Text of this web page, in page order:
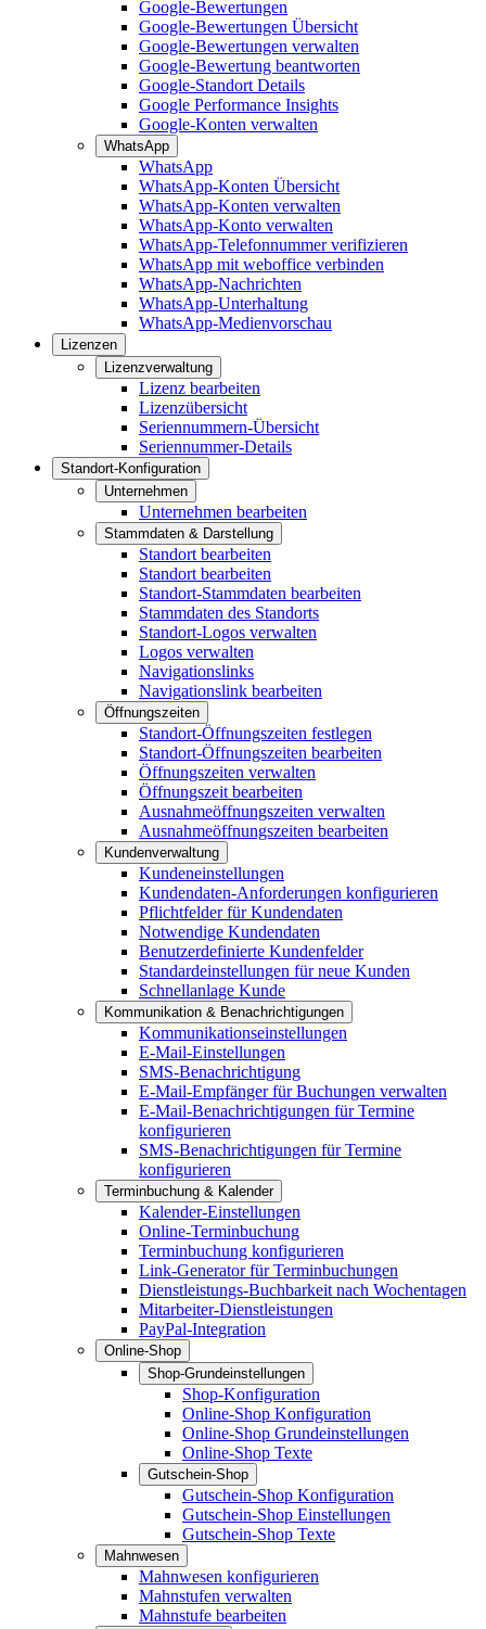
Google-Bewertungen
Google-Bewertungen Übersicht
Google-Bewertungen verwalten
Google-Bewertung beantworten
Google-Standort Details
Google Performance Insights
Google-Konten verwalten
WhatsApp
WhatsApp
WhatsApp-Konten Übersicht
WhatsApp-Konten verwalten
WhatsApp-Konto verwalten
WhatsApp-Telefonnummer verifizieren
WhatsApp mit weboffice verbinden
WhatsApp-Nachrichten
WhatsApp-Unterhaltung
WhatsApp-Medienvorschau
Lizenzen
Lizenzverwaltung
Lizenz bearbeiten
Lizenzübersicht
Seriennummern-Übersicht
Seriennummer-Details
Standort-Konfiguration
Unternehmen
Unternehmen bearbeiten
Stammdaten & Darstellung
Standort bearbeiten
Standort bearbeiten
Standort-Stammdaten bearbeiten
Stammdaten des Standorts
Standort-Logos verwalten
Logos verwalten
Navigationslinks
Navigationslink bearbeiten
Öffnungszeiten
Standort-Öffnungszeiten festlegen
Standort-Öffnungszeiten bearbeiten
Öffnungszeiten verwalten
Öffnungszeit bearbeiten
Ausnahmeöffnungszeiten verwalten
Ausnahmeöffnungszeiten bearbeiten
Kundenverwaltung
Kundeneinstellungen
Kundendaten-Anforderungen konfigurieren
Pflichtfelder für Kundendaten
Notwendige Kundendaten
Benutzerdefinierte Kundenfelder
Standardeinstellungen für neue Kunden
Schnellanlage Kunde
Kommunikation & Benachrichtigungen
Kommunikationseinstellungen
E-Mail-Einstellungen
SMS-Benachrichtigung
E-Mail-Empfänger für Buchungen verwalten
E-Mail-Benachrichtigungen für Termine
konfigurieren
SMS-Benachrichtigungen für Termine
konfigurieren
Terminbuchung & Kalender
Kalender-Einstellungen
Online-Terminbuchung
Terminbuchung konfigurieren
Link-Generator für Terminbuchungen
Dienstleistungs-Buchbarkeit nach Wochentagen
Mitarbeiter-Dienstleistungen
PayPal-Integration
Online-Shop
Shop-Grundeinstellungen
Shop-Konfiguration
Online-Shop Konfiguration
Online-Shop Grundeinstellungen
Online-Shop Texte
Gutschein-Shop
Gutschein-Shop Konfiguration
Gutschein-Shop Einstellungen
Gutschein-Shop Texte
Mahnwesen
Mahnwesen konfigurieren
Mahnstufen verwalten
Mahnstufe bearbeiten